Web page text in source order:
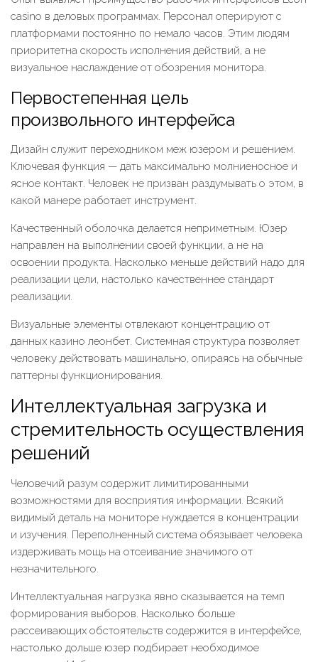
casino в деловых программах. Персонал оперируют с
платформами постоянно по немало часов. Этим людям
приоритетна скорость исполнения действий, а не
визуальное наслаждение от обозрения монитора.
Первостепенная цель
произвольного интерфейса
Дизайн служит переходником меж юзером и решением.
Ключевая функция — дать максимально молниеносное и
ясное контакт. Человек не призван раздумывать о этом, в
какой манере работает инструмент.
Качественный оболочка делается неприметным. Юзер
направлен на выполнении своей функции, а не на
освоении продукта. Насколько меньше действий надо для
реализации цели, настолько качественнее стандарт
реализации.
Визуальные элементы отвлекают концентрацию от
данных казино леонбет. Системная структура позволяет
человеку действовать машинально, опираясь на обычные
паттерны функционирования.
Интеллектуальная загрузка и
стремительность осуществления
решений
Человечий разум содержит лимитированными
возможностями для восприятия информации. Всякий
видимый деталь на мониторе нуждается в концентрации
и изучения. Переполненный система обязывает человека
издерживать мощь на отсеивание значимого от
незначительного.
Интеллектуальная нагрузка явно сказывается на темп
формирования выборов. Насколько больше
рассеивающих обстоятельств содержится в интерфейсе,
настолько дольше юзер подбирает необходимое